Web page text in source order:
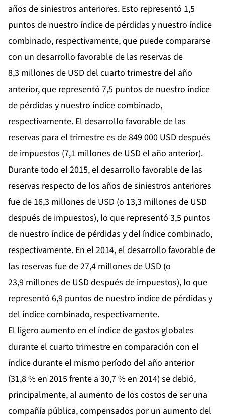
años de siniestros anteriores. Esto representó 1,5
puntos de nuestro índice de pérdidas y nuestro índice
combinado, respectivamente, que puede compararse
con un desarrollo favorable de las reservas de
8,3 millones de USD del cuarto trimestre del año
anterior, que representó 7,5 puntos de nuestro índice
de pérdidas y nuestro índice combinado,
respectivamente. El desarrollo favorable de las
reservas para el trimestre es de 849 000 USD después
de impuestos (7,1 millones de USD el año anterior).
Durante todo el 2015, el desarrollo favorable de las
reservas respecto de los años de siniestros anteriores
fue de 16,3 millones de USD (o 13,3 millones de USD
después de impuestos), lo que representó 3,5 puntos
de nuestro índice de pérdidas y del índice combinado,
respectivamente. En el 2014, el desarrollo favorable de
las reservas fue de 27,4 millones de USD (o
23,9 millones de USD después de impuestos), lo que
representó 6,9 puntos de nuestro índice de pérdidas y
del índice combinado, respectivamente.
El ligero aumento en el índice de gastos globales
durante el cuarto trimestre en comparación con el
índice durante el mismo período del año anterior
(31,8 % en 2015 frente a 30,7 % en 2014) se debió,
principalmente, al aumento de los costos de ser una
compañía pública, compensados por un aumento del